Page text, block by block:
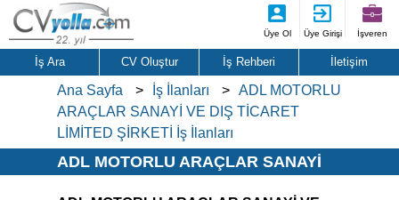
Üye Ol Üye Girişi İşveren
İş Ara CV Oluştur İş Rehberi İletişim
Ana Sayfa İş İlanları
ADL MOTORLU
ARAÇLAR SANAYİ VE DIŞ TİCARET
LİMİTED ŞİRKETİ İş İlanları
ADL MOTORLU ARAÇLAR SANAYİ